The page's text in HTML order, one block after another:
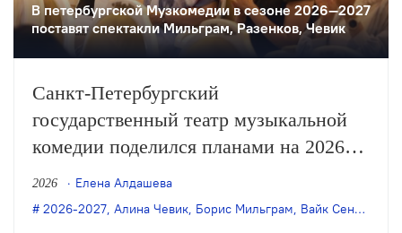
В петербургской Музкомедии в сезоне 2026—2027
поставят спектакли Мильграм, Разенков, Чевик
Санкт-Петербургский
государственный театр музыкальной
комедии поделился планами на 2026
и 2027 годы, в числе которых —
премьеры постановок Бориса
2026
Елена Алдашева
2026-2027, Алина Чевик, Борис Мильграм, Вайк Сенте